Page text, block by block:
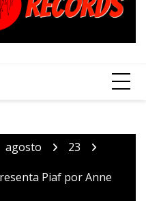
agosto
23
Piaf por Anne